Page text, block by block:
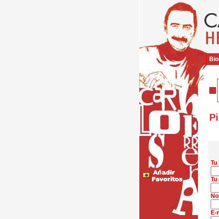
Tu
Tu
E-